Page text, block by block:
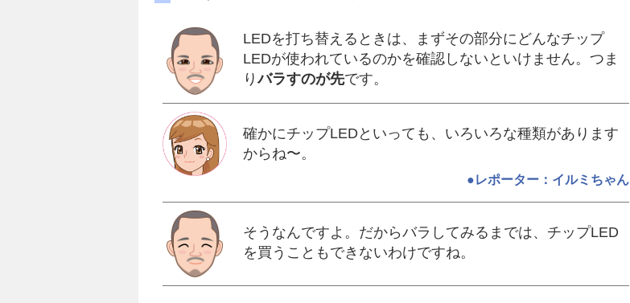
LEDを打ち替えるときは、まずその部分にどんなチップ
LEDが使われているのかを確認しないといけません。つま
りバラすのが先です。
確かにチップLEDといっても、いろいろな種類があります
からね〜。
●レポーター：イルミちゃん
そうなんですよ。だからバラしてみるまでは、チップLED
を買うこともできないわけですね。